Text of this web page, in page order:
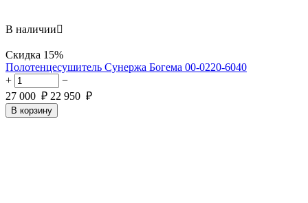
В наличии
Скидка 15%
​Полотенцесушитель Сунержа Богема 00-0220-6040
+
−
27 000 ₽ 22 950 ₽
В корзину